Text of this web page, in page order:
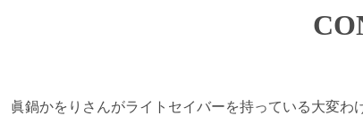
眞鍋かをりさんがライトセイバーを持っている大変